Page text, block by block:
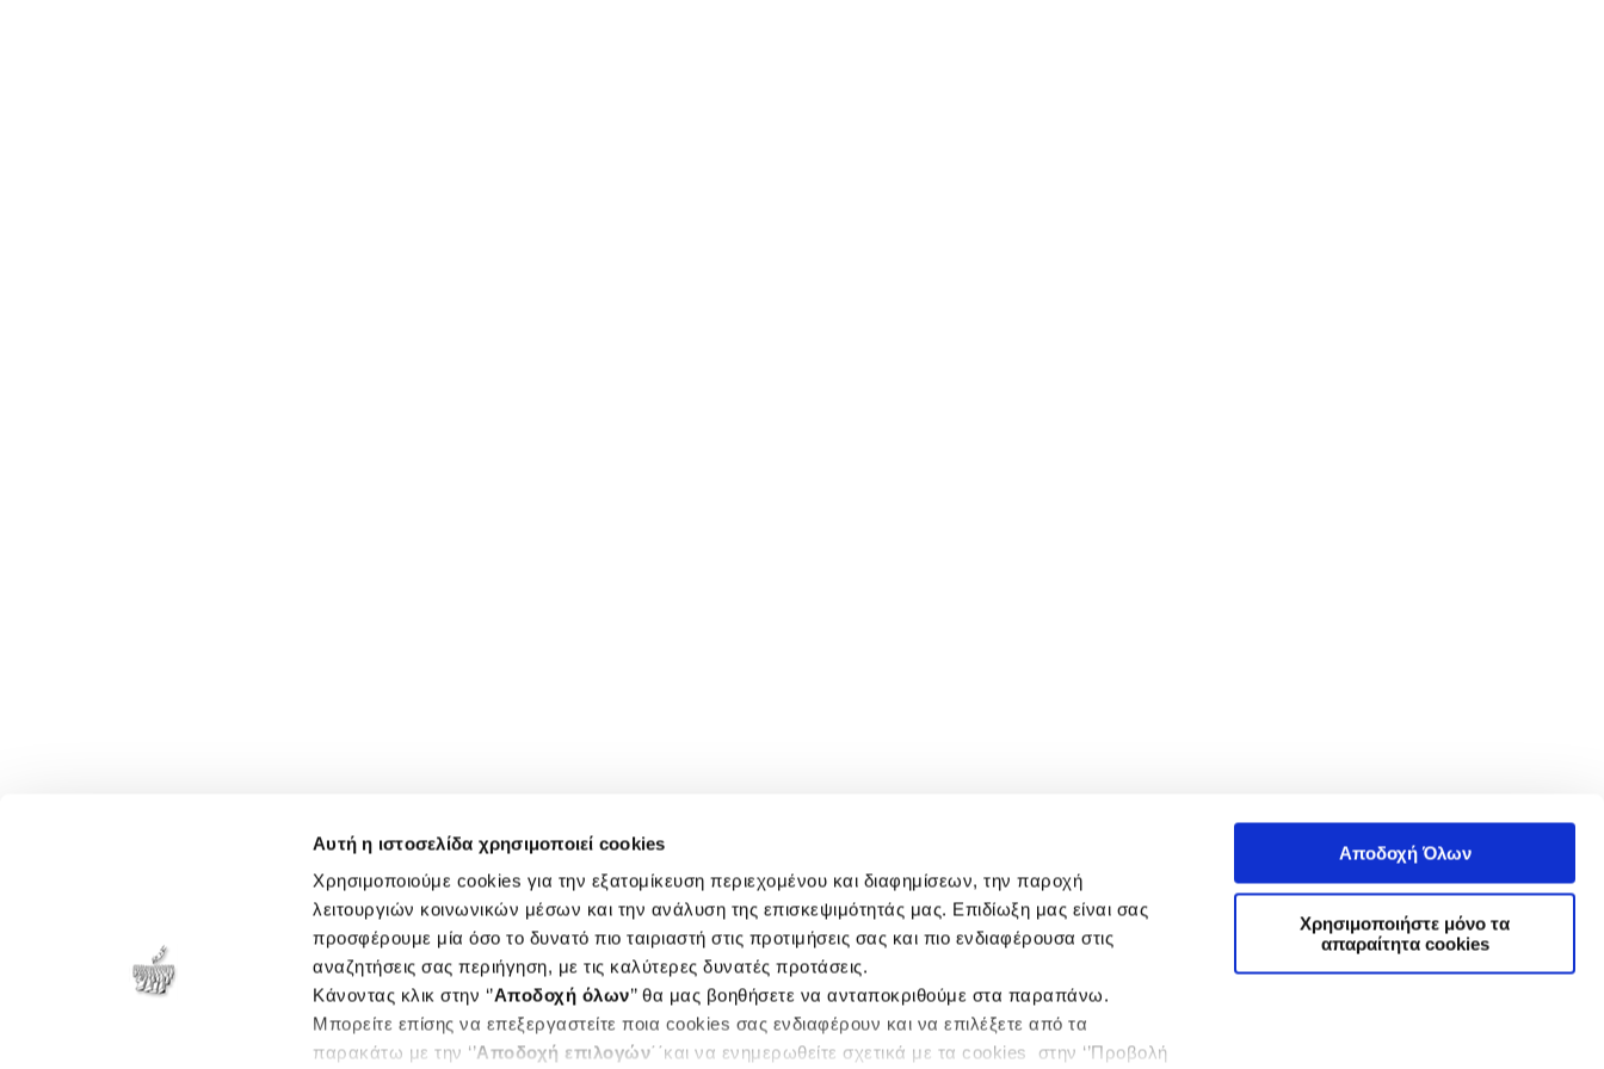
Αυτή η ιστοσελίδα χρησιμοποιεί cookies
Χρησιμοποιούμε cookies για την εξατομίκευση περιεχομένου και διαφημίσεων, την παροχή
λειτουργιών κοινωνικών μέσων και την ανάλυση της επισκεψιμότητάς μας. Επιδίωξη μας είναι σας
προσφέρουμε μία όσο το δυνατό πιο ταιριαστή στις προτιμήσεις σας και πιο ενδιαφέρουσα στις
αναζητήσεις σας περιήγηση, με τις καλύτερες δυνατές προτάσεις.
Κάνοντας κλικ στην ‘’Αποδοχή όλων’’ θα μας βοηθήσετε να ανταποκριθούμε στα παραπάνω.
Μπορείτε επίσης να επεξεργαστείτε ποια cookies σας ενδιαφέρουν και να επιλέξετε από τα
παρακάτω με την ‘’Αποδοχή επιλογών΄΄και να ενημερωθείτε σχετικά με τα cookies στην ‘’Προβολή
Αποδοχή Όλων
Χρησιμοποιήστε μόνο τα
απαραίτητα cookies